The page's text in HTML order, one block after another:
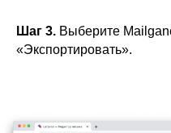
Шаг 3. Выберите
«Экспортировать».